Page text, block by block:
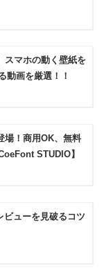
スマホの動く壁紙を
動画を厳選！！
場！商用OK、無料
STUDIO】
ューを見破るコツ